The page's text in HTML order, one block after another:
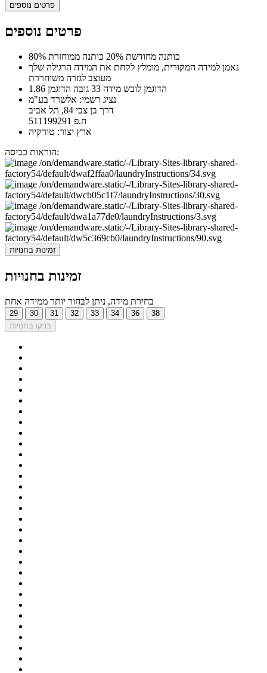
פרטים נוספים
פרטים נוספים
80% כותנה מחודשת 20% כותנה ממוחזרת
נאמן למידה המקורית, מומלץ לקחת את המידה הרגילה שלך
מעוצב לגזרה משוחררת
הדוגמן לובש מידה 33 גובה הדוגמן 1.86
נציג רשמי: אלשרד בע"מ
דרך בן צבי 84, תל אביב
ח.פ 511199291
ארץ יצור: טורקיה
הוראות כביסה:
זמינות בחנויות
זמינות בחנויות
בחירת מידה, ניתן לבחור יותר ממידה אחת
29 30 31 32 33 34 36
38
בדקו בחנויות